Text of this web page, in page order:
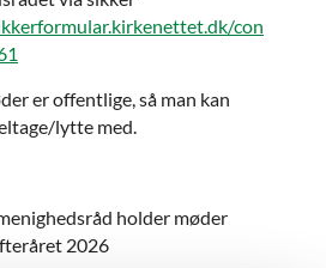
con
er offentlige, så man kan
lytte med.
holder møder
2026